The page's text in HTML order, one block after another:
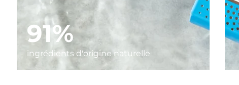
91%
ingrédients d'origine naturelle